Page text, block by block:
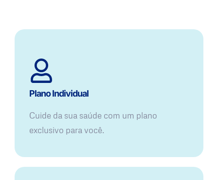
Plano Individual
Cuide da sua saúde com um plano
exclusivo para você.